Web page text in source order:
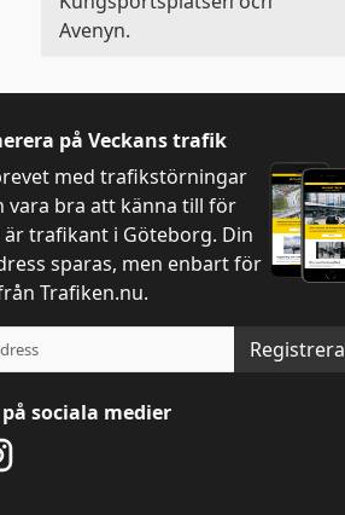
Avenyn.
på Veckans trafik
med trafikstörningar
vara bra att känna till för
trafikant i Göteborg. Din
sparas, men enbart för
Trafiken.nu.
Registrera
på sociala medier